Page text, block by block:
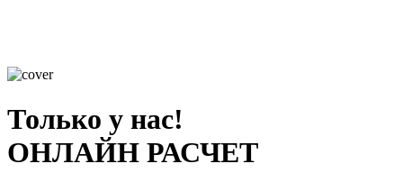
Только у нас!
ОНЛАЙН РАСЧЕТ